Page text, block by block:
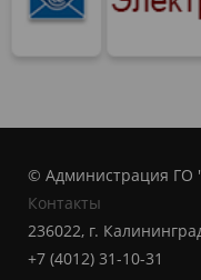
© Администрация ГО
Контакты
236022, г.
+7 (4012) 31-10-31